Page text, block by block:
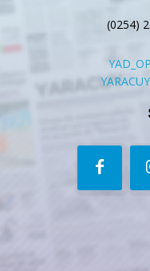
(0254)